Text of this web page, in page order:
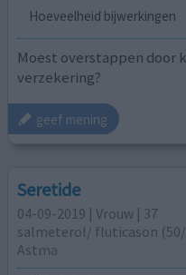
Hoeveelheid bijwerkingen
Moest overstappen door
verzekering?
geef mening
Seretide
04-09-2019 | Vrouw | 37
salmeterol/ fluticason
Astma